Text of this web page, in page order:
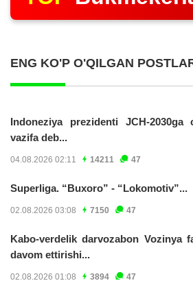
ENG KO'P O'QILGAN
Indoneziya prezidenti JCH-2030ga
vazifa deb...
04.08.2026 02:11 14211 47
Superliga. “Buxoro” - “Lokomotiv”...
02.08.2026 03:08 7150 47
Kabo-verdelik darvozabon Vozinya
davom ettirishi...
02.08.2026 01:08 3894 47